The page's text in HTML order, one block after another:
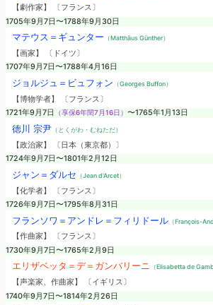
【劇作家】 〔フランス〕
1705年9月7日〜1788年9月30日
マテウス＝ギュンター （Matthäus Günther）
【画家】 〔ドイツ〕
1707年9月7日〜1788年4月16日
ジョルジュ＝ビュフォン （Georges Buffon）
【博物学者】 〔フランス〕
1721年9月7日
（享保6年閏7月16日） 〜1765年1月13日
徳川 宗尹（とくがわ・むねただ）
【政治家】 〔日本（東京都）〕
1724年9月7日〜1801年2月12日
ジャン＝ダルセ （Jean d'Arcet）
【化学者】 〔フランス〕
1726年9月7日〜1795年8月31日
フランソワ＝アンドレ＝フィリドール（François-
【作曲家】 〔フランス〕
1730年9月7日〜1765年2月9日
エリザベッタ＝デ＝ガンバリーニ （Elisabetta de
【声楽家、作曲家】 〔イギリス〕
1740年9月7日〜1814年2月26日